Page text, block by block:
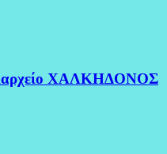
ΧΑΛΚΗΔΟΝΟΣ